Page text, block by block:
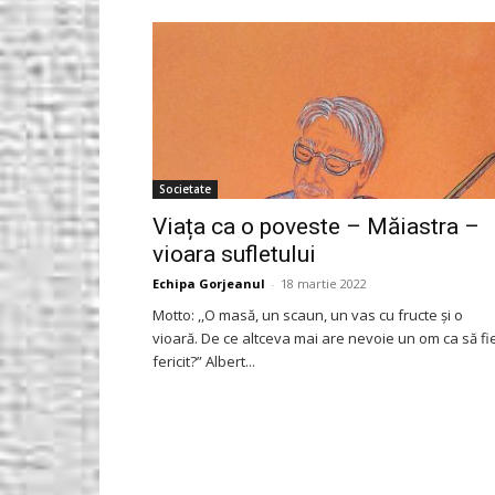
Societate
Viața ca o poveste – Măiastra –
vioara sufletului
Echipa Gorjeanul - 18 martie 2022
Motto: ,,O masă, un scaun, un vas cu fructe și o
vioară. De ce altceva mai are nevoie un om ca să
fericit?” Albert...